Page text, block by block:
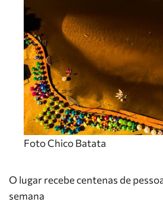
Foto Chico Batata
O lugar recebe centenas de
semana